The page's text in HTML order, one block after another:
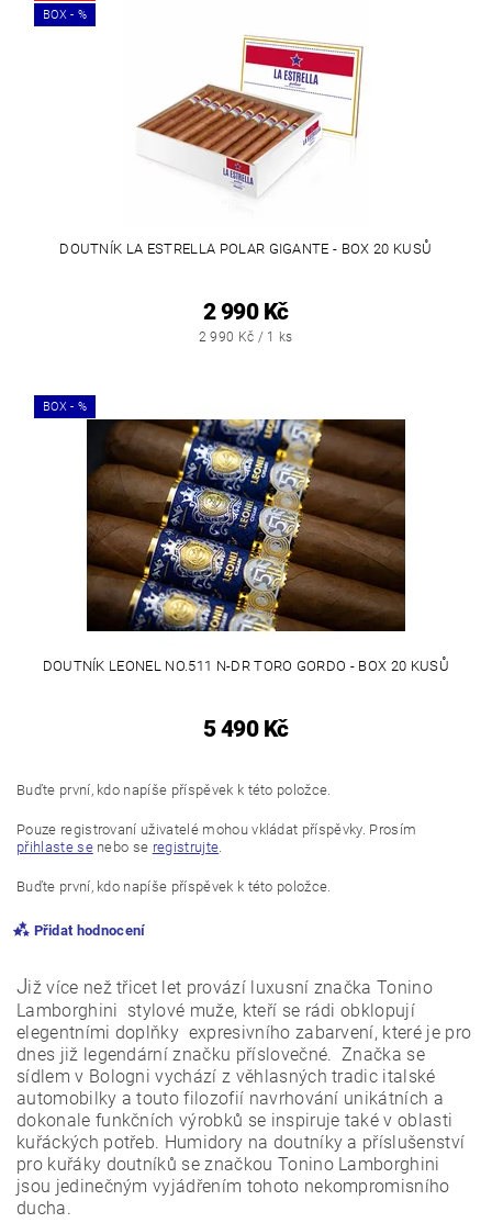
BOX - %
DOUTNÍK LA ESTRELLA POLAR GIGANTE - BOX 20 KUSŮ
2 990 Kč
2 990 Kč / 1 ks
BOX - %
DOUTNÍK LEONEL NO.511 N-DR TORO GORDO - BOX 20 KUSŮ
5 490 Kč
Buďte první, kdo napíše příspěvek k této položce.
Pouze registrovaní uživatelé mohou vkládat příspěvky. Prosím
přihlaste senebo se registrujte
Buďte první, kdo napíše příspěvek k této položce.
Přidat hodnocení
Již více než třicet let provází luxusní značka Tonino
Lamborghini stylové muže, kteří se rádi obklopují
elegentními doplňky expresivního zabarvení, které je pro
dnes již legendární značku příslovečné. Značka se
sídlem v Bologni vychází z věhlasných tradic italské
automobilky a touto filozofií navrhování unikátních a
dokonale funkčních výrobků se inspiruje také v oblasti
kuřáckých potřeb. Humidory na doutníky a příslušenství
pro kuřáky doutníků se značkou Tonino Lamborghini
jsou jedinečným vyjádřením tohoto nekompromisního
ducha.